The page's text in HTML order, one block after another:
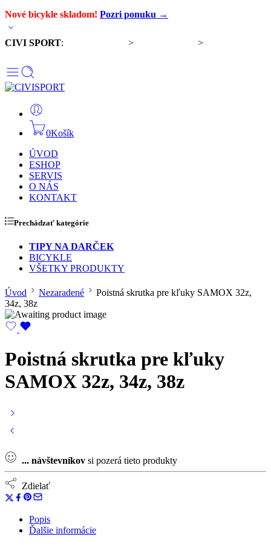
Nové bicykle skladom! Pozri ponuku →
CIVI SPORT: > >
0Košík
ÚVOD
ESHOP
SERVIS
O NÁS
KONTAKT
Prechádzať kategórie
TIPY NA DARČEK
BICYKLE
VŠETKY PRODUKTY
Úvod Nezaradené
Poistná skrutka pre kľuky SAMOX 32z,
34z, 38z
Poistná skrutka pre kľuky
SAMOX 32z, 34z, 38z
... návštevníkov si pozerá tieto produkty
Zdielať
Popis
Ďalšie informácie